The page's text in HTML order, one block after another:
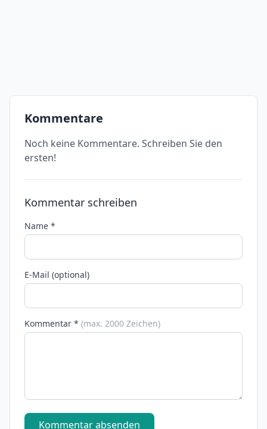
Kommentare
Noch keine Kommentare. Schreiben Sie den
ersten!
Kommentar schreiben
Name *
E-Mail (optional)
Kommentar * (max. 2000 Zeichen)
Kommentar absenden